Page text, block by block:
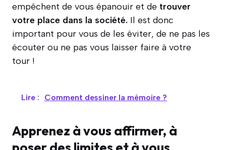
empêchent de vous épanouir et de trouver
votre place dans la société. Il est donc
important pour vous de les éviter, de ne pas les
écouter ou ne pas vous laisser faire à votre
tour !
Lire : Comment dessiner la mémoire ?
Apprenez à vous affirmer, à